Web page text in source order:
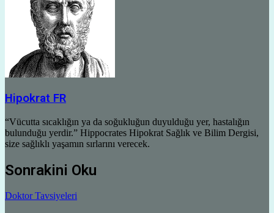
Hipokrat FR
“Vücutta sıcaklığın ya da soğukluğun duyulduğu yer, hastalığın
bulunduğu yerdir.” Hippocrates Hipokrat Sağlık ve Bilim Dergisi,
size sağlıklı yaşamın sırlarını verecek.
Sonrakini Oku
Doktor Tavsiyeleri